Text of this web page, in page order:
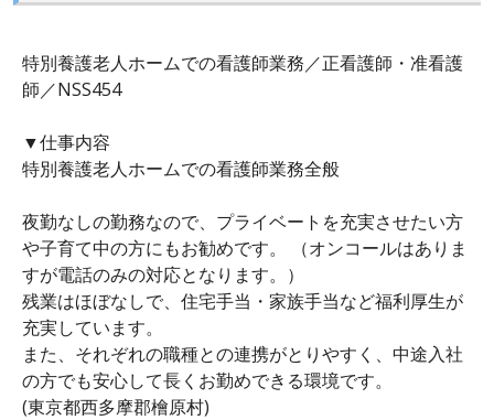
特別養護老人ホームでの看護師業務／正看護師・准看護
師／NSS454
▼仕事内容
特別養護老人ホームでの看護師業務全般
夜勤なしの勤務なので、プライベートを充実させたい方
や子育て中の方にもお勧めです。 （オンコールはありま
すが電話のみの対応となります。）
残業はほぼなしで、住宅手当・家族手当など福利厚生が
充実しています。
また、それぞれの職種との連携がとりやすく、中途入社
の方でも安心して長くお勤めできる環境です。
(東京都西多摩郡檜原村)